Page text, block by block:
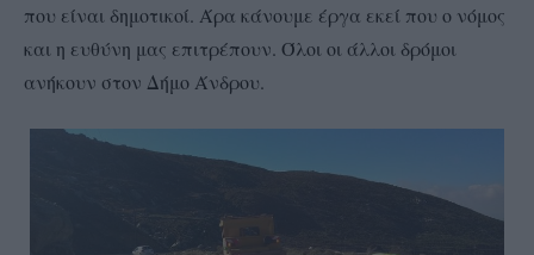
που είναι δημοτικοί. Άρα κάνουμε έργα εκεί που ο νόμος
και η ευθύνη μας επιτρέπουν. Όλοι οι άλλοι δρόμοι
ανήκουν στον Δήμο Άνδρου.